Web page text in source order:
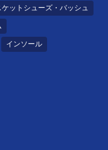
ケットシューズ・バッシュ
インソール